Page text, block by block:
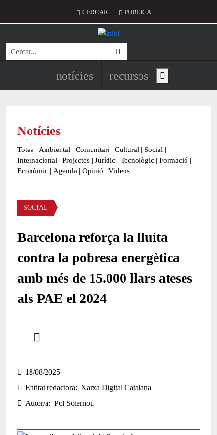
Menú del compte d'usuari
CERCAR PUBLICA
Cerca
Navegació principal de
notícies recursos Show main menu
Notícies
Totes | Ambiental | Comunitari | Cultural | Social |
Internacional | Projectes | Jurídic | Tecnològic | Formació |
Econòmic | Agenda | Opinió | Vídeos
Àmbit de la notícia
SOCIAL
Barcelona reforça la lluita
contra la pobresa energètica
amb més de 15.000 llars ateses
als PAE el 2024
18/08/2025
Entitat redactora
Xarxa Digital Catalana
Autor/a
Pol Solernou